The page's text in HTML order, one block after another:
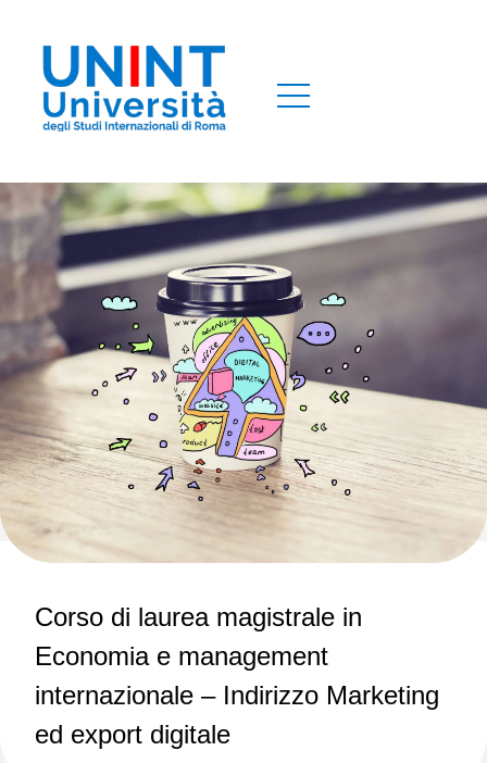
Corso di laurea magistrale in
Economia e management
internazionale – Indirizzo Marketing
ed export digitale